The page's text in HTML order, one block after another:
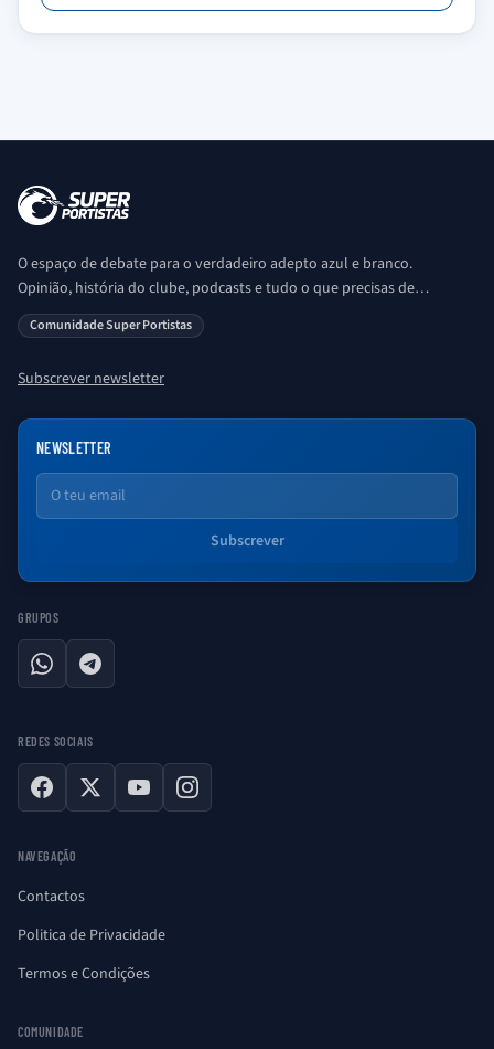
O espaço de debate para o verdadeiro adepto azul e branco.
Opinião, história do clube, podcasts e tudo o que precisas de
saber sobre o universo Porto. Ser Porto é aqui!
Comunidade Super Portistas
Subscrever newsletter
NEWSLETTER
Email
Subscrever
GRUPOS
WhatsAppTelegram
REDES SOCIAIS
Facebook
X YouTubeInstagram
NAVEGAÇÃO
Contactos
Politica de Privacidade
Termos e Condições
COMUNIDADE